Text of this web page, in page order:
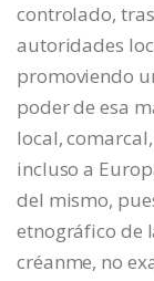
controlado,
autoridades
promoviendo
poder de esa
local,
incluso a
del mismo,
etnográfico de
créanme, no